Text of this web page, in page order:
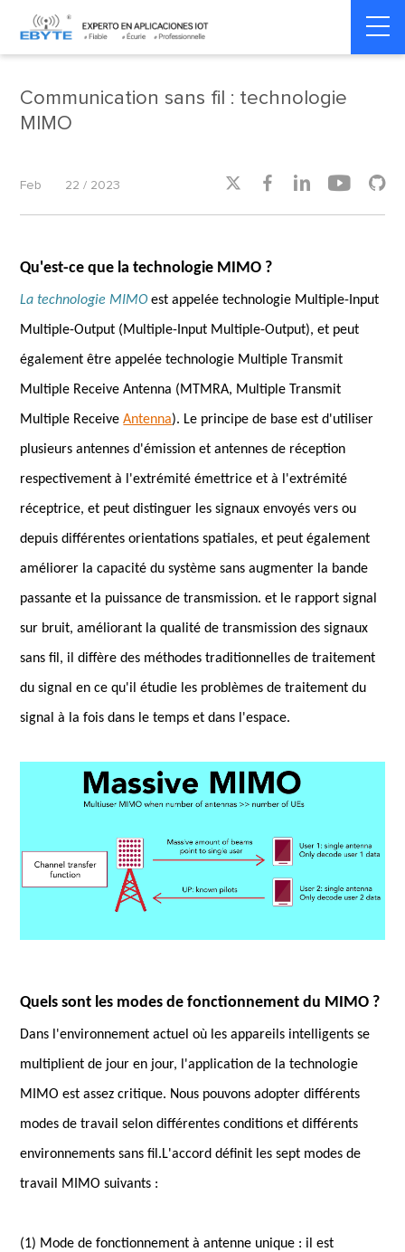
Home > Product dynamics > Product dynamics
Communication sans fil : technologie
MIMO
Feb 22 / 2023     
Qu'est-ce que la technologie MIMO ?
La technologie MIMO est appelée technologie Multiple-Input
Multiple-Output (Multiple-Input Multiple-Output), et peut
également être appelée technologie Multiple Transmit
Multiple Receive Antenna (MTMRA, Multiple Transmit
Multiple ReceiveAntenna). Le principe de base est d'utiliser
plusieurs antennes d'émission et antennes de réception
respectivement à l'extrémité émettrice et à l'extrémité
réceptrice, et peut distinguer les signaux envoyés vers ou
depuis différentes orientations spatiales, et peut également
améliorer la capacité du système sans augmenter la bande
passante et la puissance de transmission. et le rapport signal
sur bruit, améliorant la qualité de transmission des signaux
sans fil, il diffère des méthodes traditionnelles de traitement
du signal en ce qu'il étudie les problèmes de traitement du
signal à la fois dans le temps et dans l'espace.
Quels sont les modes de fonctionnement du MIMO ?
Dans l'environnement actuel où les appareils intelligents se
multiplient de jour en jour, l'application de la technologie
MIMO est assez critique. Nous pouvons adopter différents
modes de travail selon différentes conditions et différents
environnements sans fil.L'accord définit les sept modes de
travail MIMO suivants :
(1) Mode de fonctionnement à antenne unique : il est